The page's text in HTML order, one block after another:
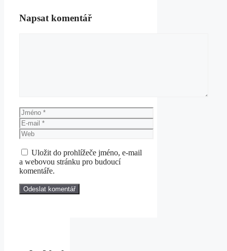
Napsat komentář
Jméno
E-
mail
Web
Uložit do prohlížeče jméno, e-mail
a webovou stránku pro budoucí
komentáře.